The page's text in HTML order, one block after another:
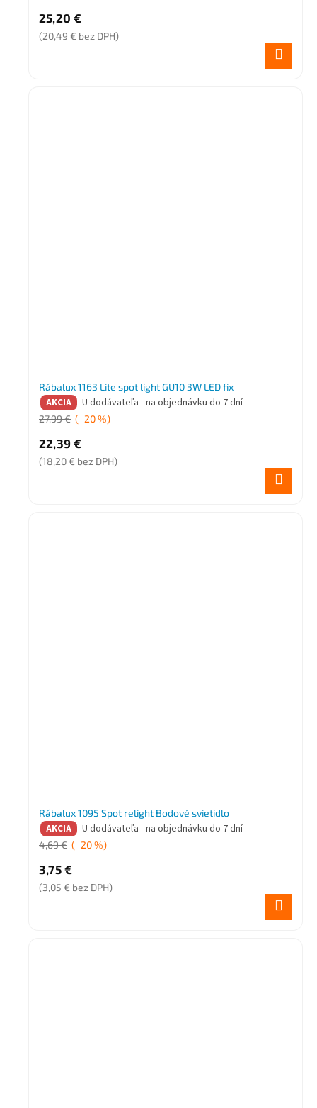
25,20 €
(20,49 € bez DPH)
Rábalux 1163 Lite spot light GU10 3W LED fix
AKCIA U dodávateľa - na objednávku do 7 dní
27,99 € (–20 %)
22,39 €
(18,20 € bez DPH)
Rábalux 1095 Spot relight Bodové svietidlo
AKCIA U dodávateľa - na objednávku do 7 dní
4,69 € (–20 %)
3,75 €
(3,05 € bez DPH)